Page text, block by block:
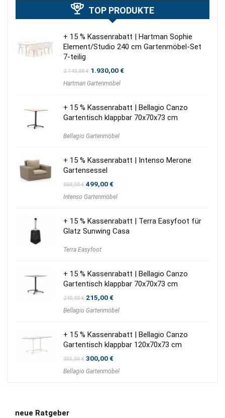
TOP PRODUKTE
+ 15 % Kassenrabatt | Hartman Sophie
Element/Studio 240 cm Gartenmöbel-Set
7-teilig
2.140,00€ Ursprünglicher
war:
1.930,00€Aktueller
Hartman Gartenmöbel
+ 15 % Kassenrabatt | Bellagio Canzo
Gartentisch klappbar 70x70x73 cm
Bellagio Gartenmöbel
+ 15 % Kassenrabatt | Intenso Merone
Gartensessel
869,00€ Ursprünglicher
war:
499,00€Aktueller
ist:
Intenso Gartenmöbel
+ 15 % Kassenrabatt | Terra Easyfoot für
Glatz Sunwing Casa
Terra Easyfoot
+ 15 % Kassenrabatt | Bellagio Canzo
Gartentisch klappbar 70x70x73 cm
240,00€ Ursprünglicher
war:
215,00€Aktueller
ist:
Bellagio Gartenmöbel
+ 15 % Kassenrabatt | Bellagio Canzo
Gartentisch klappbar 120x70x73 cm
355,00€ Ursprünglicher
war:
300,00€Aktueller
ist:
Bellagio Gartenmöbel
neue Ratgeber